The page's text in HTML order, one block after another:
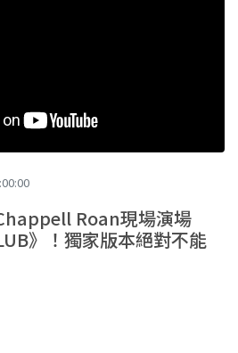
Roan現場演場
》！獨家版本絕對不能